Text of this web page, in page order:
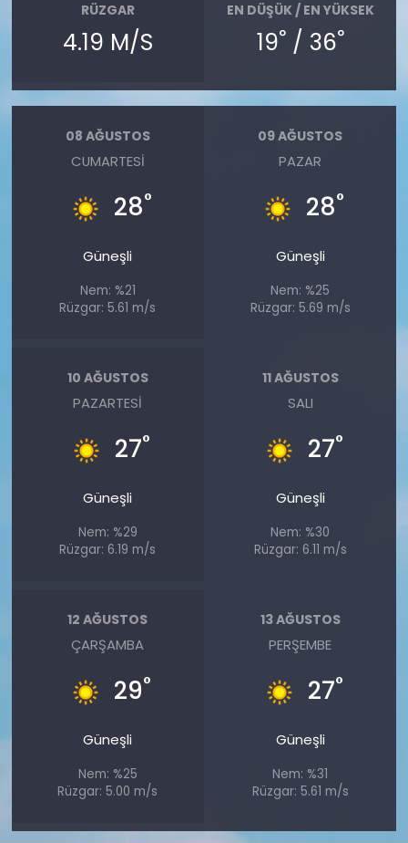
RÜZGAR
4.19 M/S
EN DÜŞÜK / EN YÜKSEK
19°/ 36°
08 AĞUSTOS
CUMARTESI
28°
Güneşli
Nem: %21
Rüzgar: 5.61 m/s
09 AĞUSTOS
PAZAR
28°
Güneşli
Nem: %25
Rüzgar: 5.69 m/s
10 AĞUSTOS
PAZARTESI
27°
Güneşli
Nem: %29
Rüzgar: 6.19 m/s
11 AĞUSTOS
SALI
27°
Güneşli
Nem: %30
Rüzgar: 6.11 m/s
12 AĞUSTOS
ÇARŞAMBA
29°
Güneşli
Nem: %25
Rüzgar: 5.00 m/s
13 AĞUSTOS
PERŞEMBE
27°
Güneşli
Nem: %31
Rüzgar: 5.61 m/s